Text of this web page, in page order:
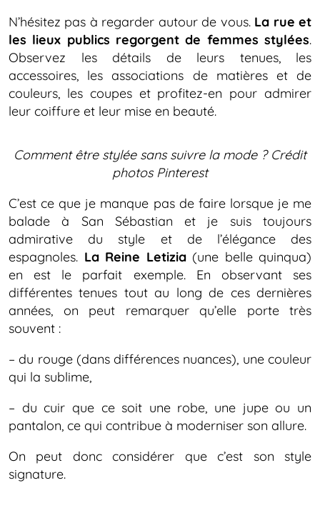
N’hésitez pas à regarder autour de vous. La rue et
les lieux publics regorgent de femmes stylées.
Observez les détails de leurs tenues, les
accessoires, les associations de matières et de
couleurs, les coupes et profitez-en pour admirer
leur coiffure et leur mise en beauté.
Comment être stylée sans suivre la mode ?Crédit
photos Pinterest
C’est ce que je manque pas de faire lorsque je me
balade à San Sébastian et je suis toujours
admirative du style et de l’élégance des
espagnoles. La Reine Letizia(une belle quinqua)
en est le parfait exemple. En observant ses
différentes tenues tout au long de ces dernières
années, on peut remarquer qu’elle porte très
souvent :
– du rouge (dans différences nuances), une couleur
qui la sublime,
– du cuir que ce soit une robe, une jupe ou un
pantalon, ce qui contribue à moderniser son allure.
On peut donc considérer que c’est son style
signature.